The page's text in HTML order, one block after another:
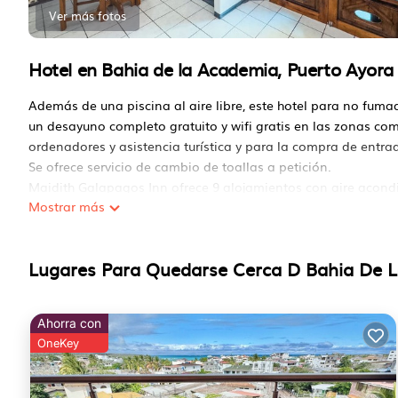
Ver más fotos
Hotel en Bahia de la Academia, Puerto Ayora
Además de una piscina al aire libre, este hotel para no
un desayuno completo gratuito y wifi gratis en las zonas
ordenadores y asistencia turística y para la compra de
Se ofrece servicio de cambio de toallas a petición.
Maidith Galapagos Inn ofrece 9 alojamientos con aire
agua gratuita. Cada alojamiento tiene un mobiliario y
Los huéspedes pueden navegar por la web gracias a
todos los días.
En el alojamiento hay piscina al aire libre y piscina infantil.
Mostrar más
Lugares Para Quedarse Cerca D Bahia De
Ahorra con
OneKey